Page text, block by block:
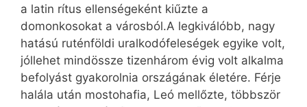
a latin rítus ellenségeként kiűzte a
domonkosokat a városból.A legkiválóbb, nagy
hatású ruténföldi uralkodófeleségek egyike volt,
jóllehet mindössze tizenhárom évig volt alkalma
befolyást gyakorolnia országának életére. Férje
halála után mostohafia, Leó mellőzte, többször